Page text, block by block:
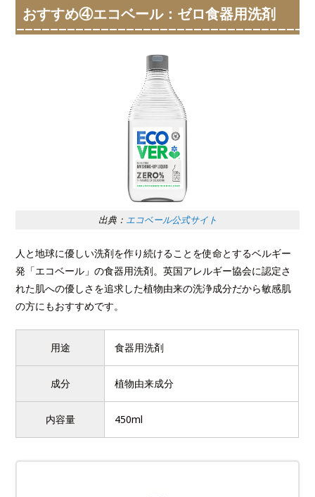
おすすめ④エコベール：ゼロ食器用洗剤
出典： エコベール公式サイト
人と地球に優しい洗剤を作り続けることを使命とするベルギー
発「エコベール」の食器用洗剤。英国アレルギー協会に認定さ
れた肌への優しさを追求した植物由来の洗浄成分だから敏感肌
の方にもおすすめです。
用途 食器用洗剤
成分 植物由来成分
内容量 450ml